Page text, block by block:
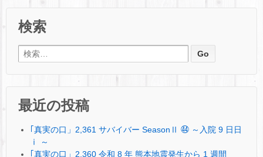
検索
検索:
最近の投稿
｢真実の口」2,361 サバイバー SeasonⅡ ㊹ ～入院 9 日日
ⅰ ～
｢真実の口」2,360 令和 8 年 熊本地震発生から 1 週間